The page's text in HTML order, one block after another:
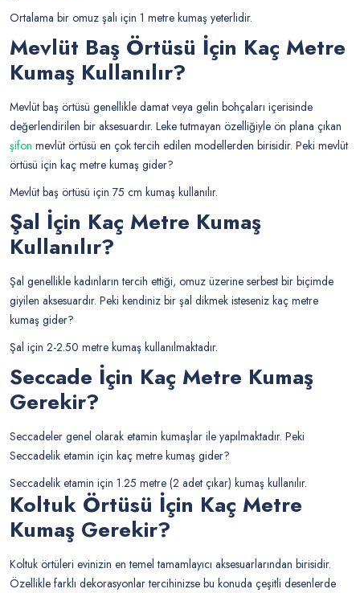
Ortalama bir omuz şalı için 1 metre kumaş yeterlidir.
Mevlüt Baş Örtüsü İçin Kaç Metre
Kumaş Kullanılır?
Mevlüt baş örtüsü genellikle damat veya gelin bohçaları içerisinde
değerlendirilen bir aksesuardır. Leke tutmayan özelliğiyle ön plana çıkan
şifon mevlüt örtüsü en çok tercih edilen modellerden birisidir. Peki mevlüt
örtüsü için kaç metre kumaş gider?
Mevlüt baş örtüsü için 75 cm kumaş kullanılır.
Şal İçin Kaç Metre Kumaş
Kullanılır?
Şal genellikle kadınların tercih ettiği, omuz üzerine serbest bir biçimde
giyilen aksesuardır. Peki kendiniz bir şal dikmek isteseniz kaç metre
kumaş gider?
Şal için 2-2.50 metre kumaş kullanılmaktadır.
Seccade İçin Kaç Metre Kumaş
Gerekir?
Seccadeler genel olarak etamin kumaşlar ile yapılmaktadır. Peki
Seccadelik etamin için kaç metre kumaş gider?
Seccadelik etamin için 1.25 metre (2 adet çıkar) kumaş kullanılır.
Koltuk Örtüsü İçin Kaç Metre
Kumaş Gerekir?
Koltuk örtüleri evinizin en temel tamamlayıcı aksesuarlarından birisidir.
Özellikle farklı dekorasyonlar tercihinizse bu konuda çeşitli desenlerde